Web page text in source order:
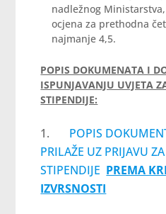
nadležnog
ocjena za prethodna
najmanje 4,5.
POPIS DOKUMENATA I
ISPUNJAVANJU UVJETA
STIPENDIJE:
POPIS
PRILAŽE UZ PRIJAVU
STIPENDIJE PREMA
IZVRSNOSTI